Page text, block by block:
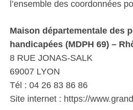
l’ensemble des coordonnées
Maison départementale des
handicapées (MDPH 69) –
8 RUE JONAS-SALK
69007 LYON
Tél : 04 26 83 86 86
Site internet : https://